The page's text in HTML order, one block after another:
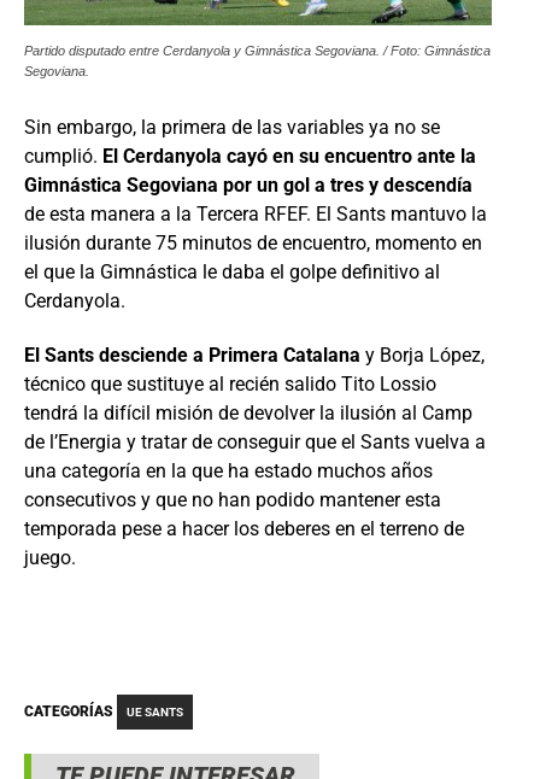
Partido disputado entre Cerdanyola y Gimnástica Segoviana. / Foto: Gimnástica
Segoviana.
Sin embargo, la primera de las variables ya no se
cumplió. El Cerdanyola cayó en su encuentro ante la
Gimnástica Segoviana por un gol a tres y descendía
de esta manera a la Tercera RFEF. El Sants mantuvo la
ilusión durante 75 minutos de encuentro, momento en
el que la Gimnástica le daba el golpe definitivo al
Cerdanyola.
El Sants desciende a Primera Catalana y Borja López,
técnico que sustituye al recién salido Tito Lossio
tendrá la difícil misión de devolver la ilusión al Camp
de l’Energia y tratar de conseguir que el Sants vuelva a
una categoría en la que ha estado muchos años
consecutivos y que no han podido mantener esta
temporada pese a hacer los deberes en el terreno de
juego.
CATEGORÍAS UE SANTS